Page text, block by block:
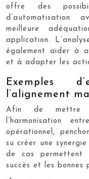
offre des
d’automatisation
meilleure
application.
également aider à
et à adapter les
Exemples
l’alignement
Afin de mettre
l’harmonisation
opérationnel,
su créer une
de cas permettent
succès et les